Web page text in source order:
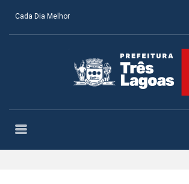
Cada Dia Melhor